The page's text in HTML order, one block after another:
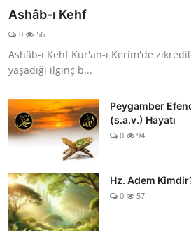
Ashâb-ı Kehf
0 56
Ashâb-ı Kehf Kur'an-ı Kerim'de
yaşadığı ilginç b...
Peygamber
(s.a.v.) Hayatı
0 94
Hz. Adem
0 57